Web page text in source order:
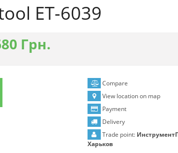
ET-6039
Грн.
Compare
View location on map
Payment
Delivery
Trade point:
Харьков